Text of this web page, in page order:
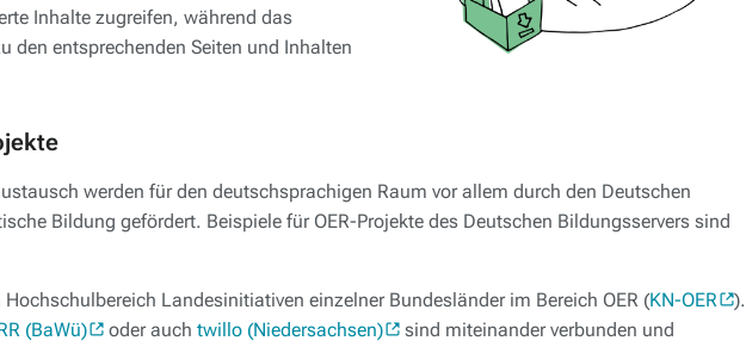
Inhalte zugreifen, während das
den entsprechenden Seiten und Inhalten
werden für den deutschsprachigen Raum vor allem durch den Deutschen
Bildung gefördert. Beispiele für OER-Projekte des Deutschen Bildungsservers sind
Landesinitiativen einzelner Bundesländer im Bereich OER (KN-OER
).
(BaWü) oder auch twillo (Niedersachsen)
sind miteinander verbunden und